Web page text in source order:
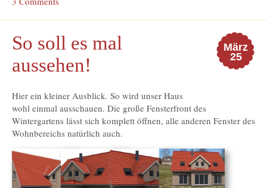
März
25
So soll es mal
aussehen!
Hier ein kleiner Ausblick. So wird unser Haus
wohl einmal ausschauen. Die große Fensterfront des
Wintergartens lässt sich komplett öffnen, alle anderen Fenster des
Wohnbereichs natürlich auch.